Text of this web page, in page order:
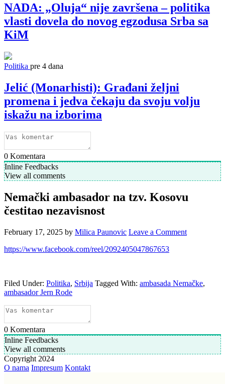
NADA: „Oluja“ nije završena – politika
vlasti dovela do novog egzodusa Srba sa
KiM
Politika pre 4 dana
Jelić (Monarhisti): Građani željni
promena i jedva čekaju da svoju volju
iskažu na izborima
0 Komentara
Inline Feedbacks
View all comments
Nemački ambasador na tzv. Kosovu
čestitao nezavisnost
February 17, 2025 by Milica Paunovic Leave a Comment
https://www.facebook.com/reel/2092405047867653
Filed Under: Politika, Srbija Tagged With: ambasada Nemačke,
ambasador Jern Rode
0 Komentara
Inline Feedbacks
View all comments
Copyright 2024
O nama Impresum Kontakt